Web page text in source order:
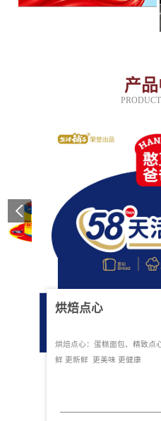
产
烘焙点心
烘焙点心：蛋糕面包、精致点
鲜 更新鲜 更美味 更健康